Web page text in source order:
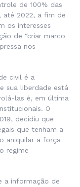
de 100% das
até 2022, a fim de
os interesses
de “criar marco
nos
civil é a
sua liberdade está
las é, em última
O
decidiu que
que tenham a
aniquilar a força
regime
a informação de